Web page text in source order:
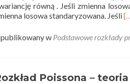
równą . Jeśli zmienna
losowa standaryzowana. Jeśli
w Podstawowe rozkłady
Poissona – teoria